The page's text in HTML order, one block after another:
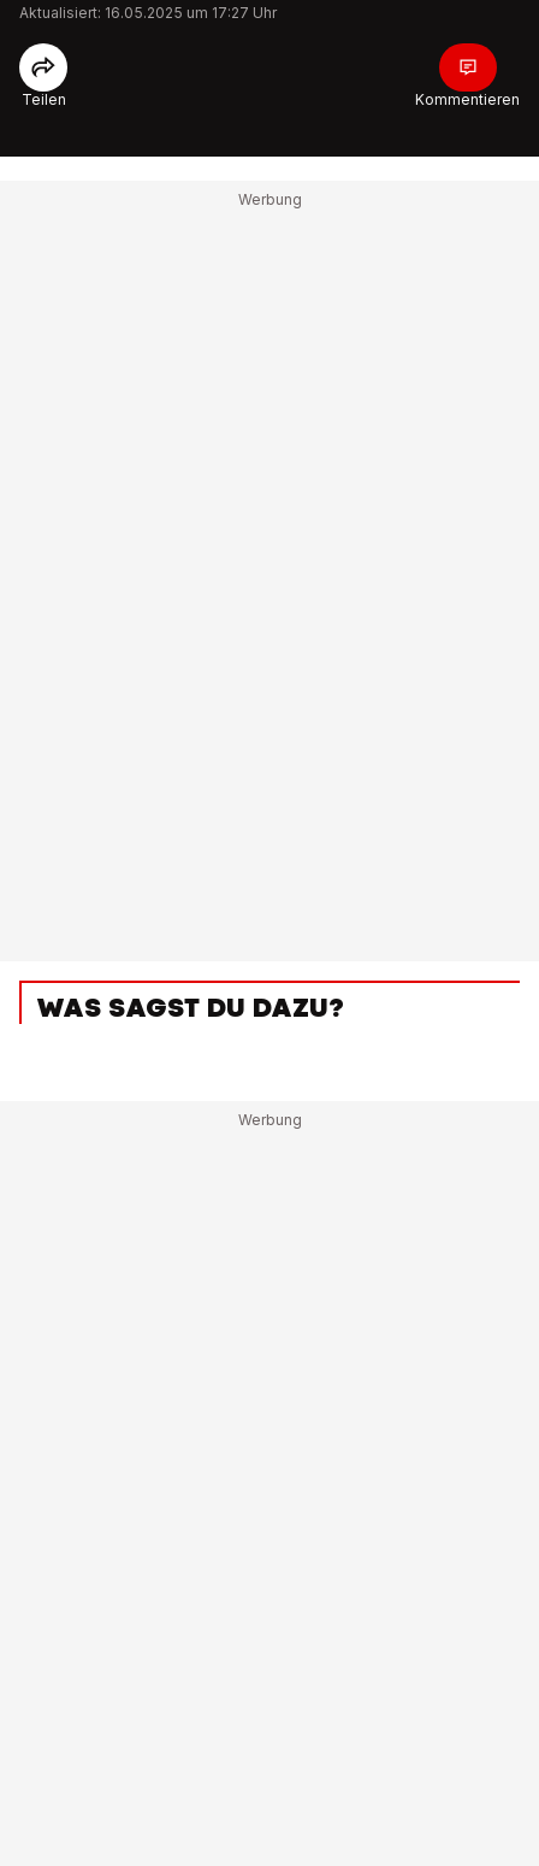
Aktualisiert: 16.05.2025 um 17:27 Uhr
Teilen Kommentieren
WAS SAGST DU DAZU?